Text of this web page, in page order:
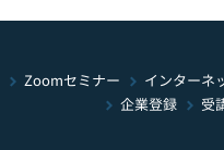
Zoomセミナー インターネ
企業登録 受